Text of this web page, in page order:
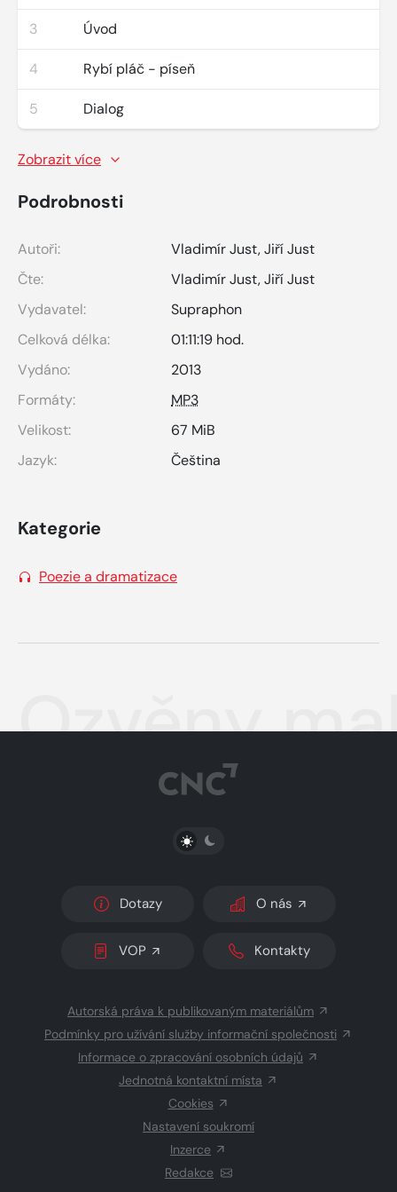
3 Úvod
4 Rybí pláč - píseň
5 Dialog
Zobrazit více
Podrobnosti
Autoři: Vladimír Just,Jiří Just
Čte:
Vladimír Just,Jiří Just
Vydavatel:
Supraphon
Celková délka:
01:11:19 hod.
Vydáno:
2013
Formáty:
MP3
Velikost:
67 MiB
Jazyk:
Čeština
Kategorie
Poezie a dramatizace
Ozvěny
PŘEPNOUT SVĚTLÝ/TMAVÝ REŽIM
Dotazy O nás
VOP Kontakty
Autorská práva k publikovaným materiálům
Podmínky pro užívání služby informační společnosti
Informace o zpracování osobních údajů
Jednotná kontaktní místa
Cookies
Nastavení soukromí
Inzerce
Redakce